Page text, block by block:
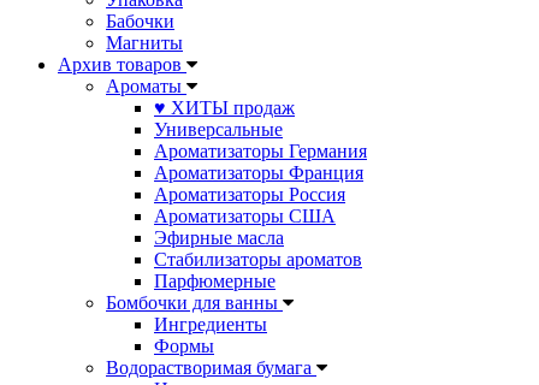
Бабочки
Магниты
Архив товаров
Ароматы
♥ ХИТЫ продаж
Универсальные
Ароматизаторы Германия
Ароматизаторы Франция
Ароматизаторы Россия
Ароматизаторы США
Эфирные масла
Стабилизаторы ароматов
Парфюмерные
Бомбочки для ванны
Ингредиенты
Формы
Водорастворимая бумага